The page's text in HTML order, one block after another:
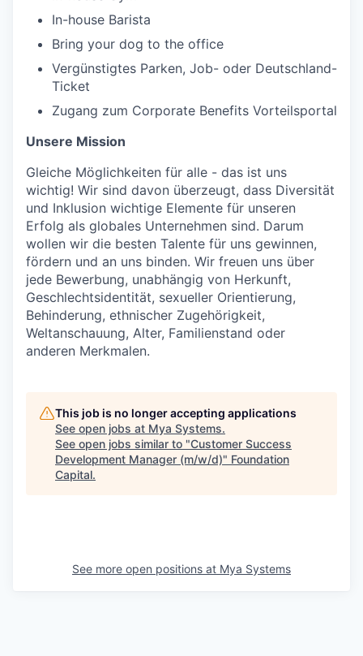
In-house Barista
Bring your dog to the office
Vergünstigtes Parken, Job- oder Deutschland-
Ticket
Zugang zum Corporate Benefits Vorteilsportal
Unsere Mission
Gleiche Möglichkeiten für alle - das ist uns
wichtig! Wir sind davon überzeugt, dass Diversität
und Inklusion wichtige Elemente für unseren
Erfolg als globales Unternehmen sind. Darum
wollen wir die besten Talente für uns gewinnen,
fördern und an uns binden. Wir freuen uns über
jede Bewerbung, unabhängig von Herkunft,
Geschlechtsidentität, sexueller Orientierung,
Behinderung, ethnischer Zugehörigkeit,
Weltanschauung, Alter, Familienstand oder
anderen Merkmalen.
This job is no longer accepting applications
See open jobs at Mya Systems.
See open jobs similar to "Customer Success
Development Manager (m/w/d)" Foundation
Capital.
See more open positions at Mya Systems